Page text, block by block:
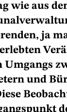
wie aus
ja
Umgangs
und